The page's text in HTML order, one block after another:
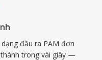
đầu ra PAM đơn
trong vài giây —